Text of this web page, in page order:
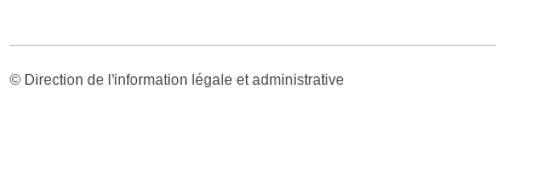
© Direction de l'information légale et administrative